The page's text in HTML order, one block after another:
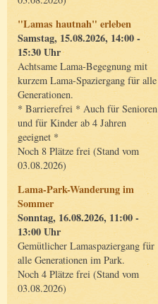
"Lamas hautnah" erleben
Samstag, 15.08.2026, 14:00 -
15:30 Uhr
Achtsame Lama-Begegnung mit
kurzem Lama-Spaziergang für alle
Generationen.
* Barrierefrei * Auch für Senioren
und für Kinder ab 4 Jahren
geeignet *
Noch 8 Plätze frei (Stand vom
03.08.2026)
Lama-Park-Wanderung im
Sommer
Sonntag, 16.08.2026, 11:00 -
13:00 Uhr
Gemütlicher Lamaspaziergang für
alle Generationen im Park.
Noch 4 Plätze frei (Stand vom
03.08.2026)